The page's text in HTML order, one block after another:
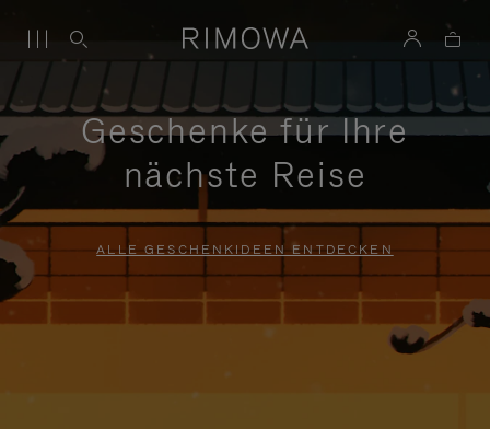
Geschenke für Ihre
nächste Reise
ALLE GESCHENKIDEEN ENTDECKEN